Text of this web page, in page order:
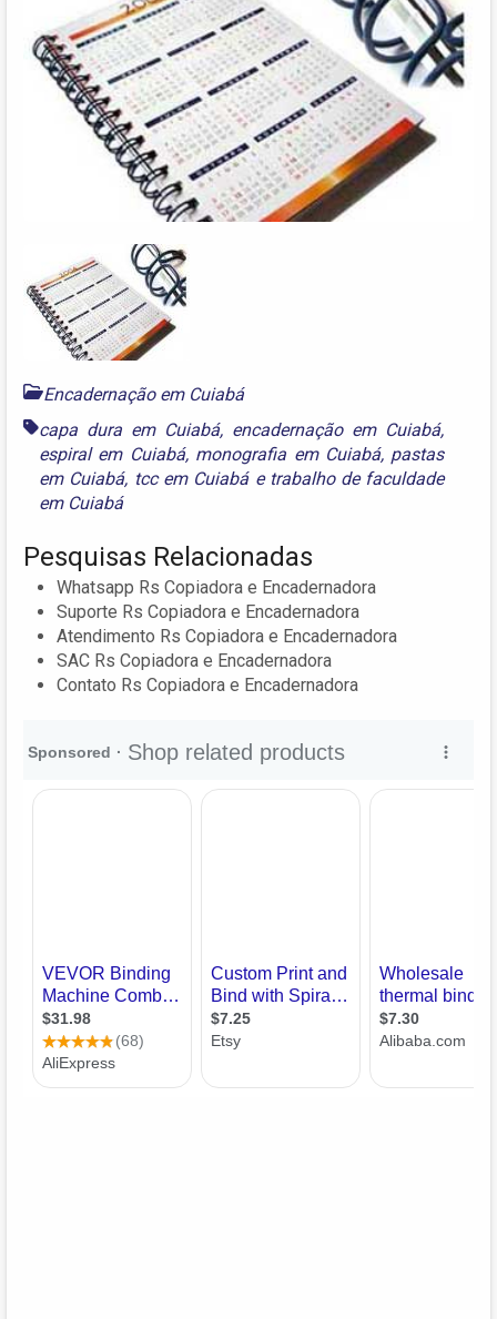
Encadernação em Cuiabá
capa dura em Cuiabá, encadernação em Cuiabá,
espiral em Cuiabá, monografia em Cuiabá, pastas
em Cuiabá, tcc em Cuiabáe trabalho de faculdade
em Cuiabá
Pesquisas Relacionadas
Whatsapp Rs Copiadora e Encadernadora
Suporte Rs Copiadora e Encadernadora
Atendimento Rs Copiadora e Encadernadora
SAC Rs Copiadora e Encadernadora
Contato Rs Copiadora e Encadernadora